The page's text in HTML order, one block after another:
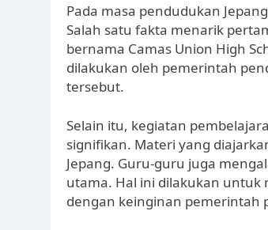
Pada masa pendudukan
Salah satu fakta menarik
bernama Camas Union High
dilakukan oleh pemerintah
tersebut.
Selain itu, kegiatan
signifikan. Materi yang
Jepang. Guru-guru juga
utama. Hal ini dilakukan untuk
dengan keinginan pemerintah